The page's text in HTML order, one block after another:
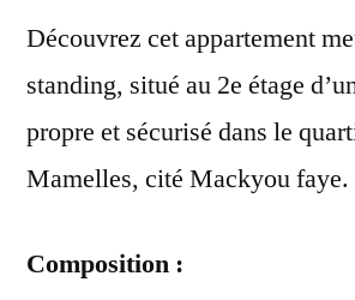
Découvrez cet appartement
standing, situé au 2e étage
propre et sécurisé dans le
Mamelles, cité Mackyou faye.
Composition :